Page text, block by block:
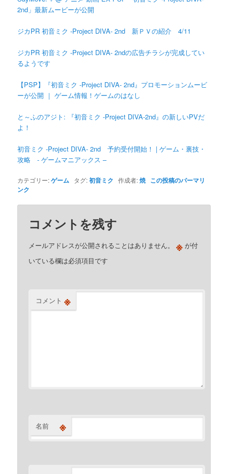
2nd」最新ムービーが公開
ジカPR 初音ミク -Project DIVA- 2nd 新ＰＶの紹介 4/11
ジカPR 初音ミク -Project DIVA- 2ndの広告チラシが完成してい
るようです
【PSP】『初音ミク -Project DIVA- 2nd』プロモーションムービ
ーが公開 ｜ ゲーム情報！ゲームのはなし
と～ふのアジト: 『初音ミク -Project DIVA-2nd』の新しいPVだ
よ！
初音ミク -Project DIVA- 2nd 予約受付開始！ | ゲーム・裏技・
攻略 - ゲームマニアックス –
カテゴリー:ゲーム タグ:初音ミク 作成者:焼 この投稿のパーマリ
ンク
コメントを残す
メールアドレスが公開されることはありません。 ※ が付
いている欄は必須項目です
コメント ※
名前 ※